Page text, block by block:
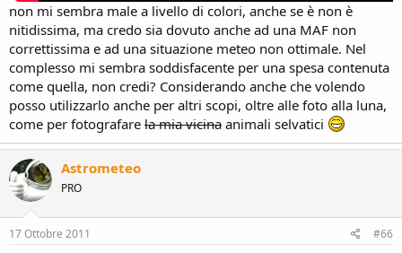
non mi sembra male a livello di colori, anche se è non è
nitidissima, ma credo sia dovuto anche ad una MAF non
correttissima e ad una situazione meteo non ottimale. Nel
complesso mi sembra soddisfacente per una spesa contenuta
come quella, non credi? Considerando anche che volendo
posso utilizzarlo anche per altri scopi, oltre alle foto alla luna,
come per fotografare la mia vicina animali selvatici
Astrometeo
PRO
17 Ottobre 2011 #66